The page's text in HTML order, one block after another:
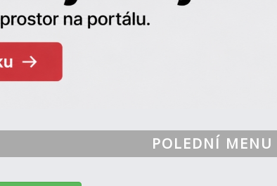
POLEDNÍ MENU